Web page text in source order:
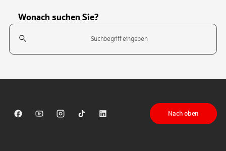
Wonach suchen Sie?
Suchfeld
Sparkasse auf Facebook
Sparkasse auf Youtube
Sparkasse auf Instagram
Sparkasse auf TikTok
Sparkasse auf LinkedIn
Nach oben